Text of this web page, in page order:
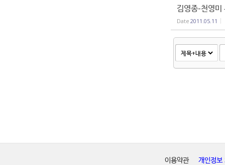
김영종-천영미
Date 2011.05.11
이용약관 개인정보